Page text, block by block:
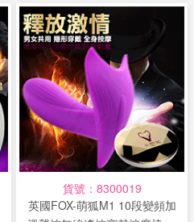
貨號：8300019
英國FOX-萌狐M1 10段變頻加